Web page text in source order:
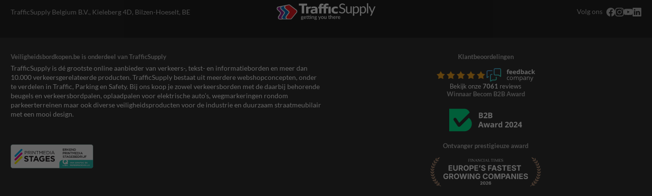
TrafficSupply Belgium B.V., Kieleberg 4D, Bilzen-Hoeselt, BE Volg ons
Veiligheidsbordkopen.be is onderdeel van TrafficSupply
TrafficSupply is dé grootste online aanbieder van verkeers-, tekst- en informatieborden en meer dan
10.000 verkeersgerelateerde producten. TrafficSupply bestaat uit meerdere webshopconcepten, onder
te verdelen in Traffic, Parking en Safety. Bij ons koop je zowel verkeersborden met de daarbij behorende
beugels en verkeersbordpalen, oplaadpalen voor elektrische auto’s, wegmarkeringen rondom
parkeerterreinen maar ook diverse veiligheidsproducten voor de industrie en duurzaam straatmeubilair
met een mooi design.
Klantbeoordelingen
Bekijk onze 7061 reviews
Winnaar Becom B2B Award
Ontvanger prestigieuze award